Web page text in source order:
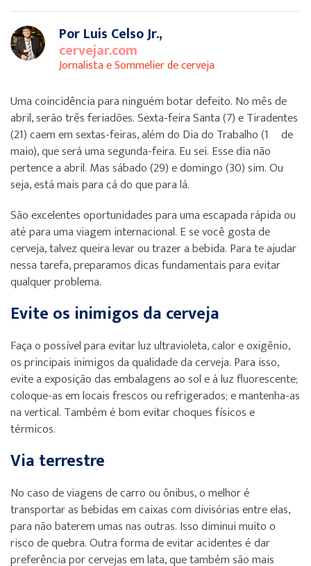
Por Luis Celso Jr.,
cervejar.com
Jornalista e Sommelier de cerveja
Uma coincidência para ninguém botar defeito. No mês de
abril, serão três feriadões. Sexta-feira Santa (7) e Tiradentes
(21) caem em sextas-feiras, além do Dia do Trabalho (1º de
maio), que será uma segunda-feira. Eu sei. Esse dia não
pertence a abril. Mas sábado (29) e domingo (30) sim. Ou
seja, está mais para cá do que para lá.
São excelentes oportunidades para uma escapada rápida ou
até para uma viagem internacional. E se você gosta de
cerveja, talvez queira levar ou trazer a bebida. Para te ajudar
nessa tarefa, preparamos dicas fundamentais para evitar
qualquer problema.
Evite os inimigos da cerveja
Faça o possível para evitar luz ultravioleta, calor e oxigênio,
os principais inimigos da qualidade da cerveja. Para isso,
evite a exposição das embalagens ao sol e à luz fluorescente;
coloque-as em locais frescos ou refrigerados; e mantenha-as
na vertical. Também é bom evitar choques físicos e
térmicos.
Via terrestre
No caso de viagens de carro ou ônibus, o melhor é
transportar as bebidas em caixas com divisórias entre elas,
para não baterem umas nas outras. Isso diminui muito o
risco de quebra. Outra forma de evitar acidentes é dar
preferência por cervejas em lata, que também são mais